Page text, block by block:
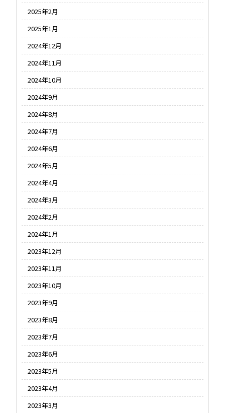
2025年2月
2025年1月
2024年12月
2024年11月
2024年10月
2024年9月
2024年8月
2024年7月
2024年6月
2024年5月
2024年4月
2024年3月
2024年2月
2024年1月
2023年12月
2023年11月
2023年10月
2023年9月
2023年8月
2023年7月
2023年6月
2023年5月
2023年4月
2023年3月